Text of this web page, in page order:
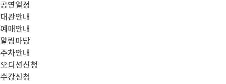
공연일정
대관안내
예매안내
알림마당
주차안내
오디션신청
수강신청